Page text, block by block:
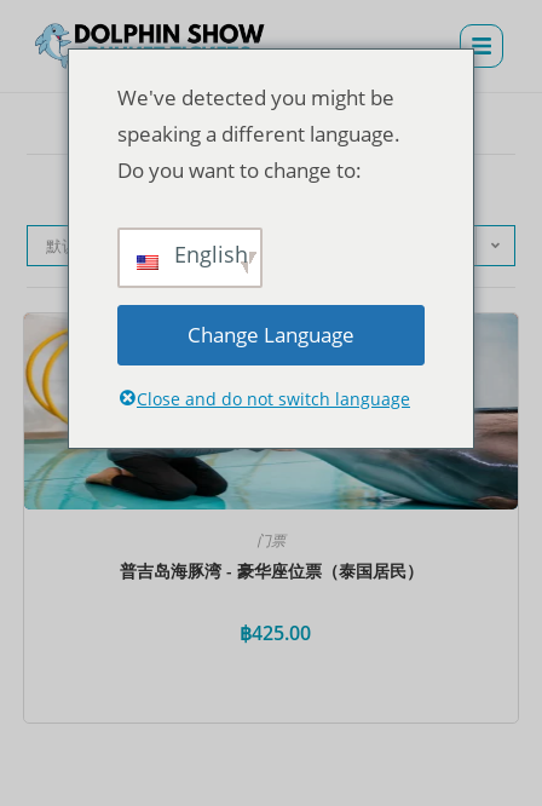
默认产品排序
门票
普吉岛海豚湾 - 豪华座位票（泰国居民）
฿425.00
We've detected you might be
speaking a different language.
Do you want to change to:
English
Change Language
Close and do not switch language